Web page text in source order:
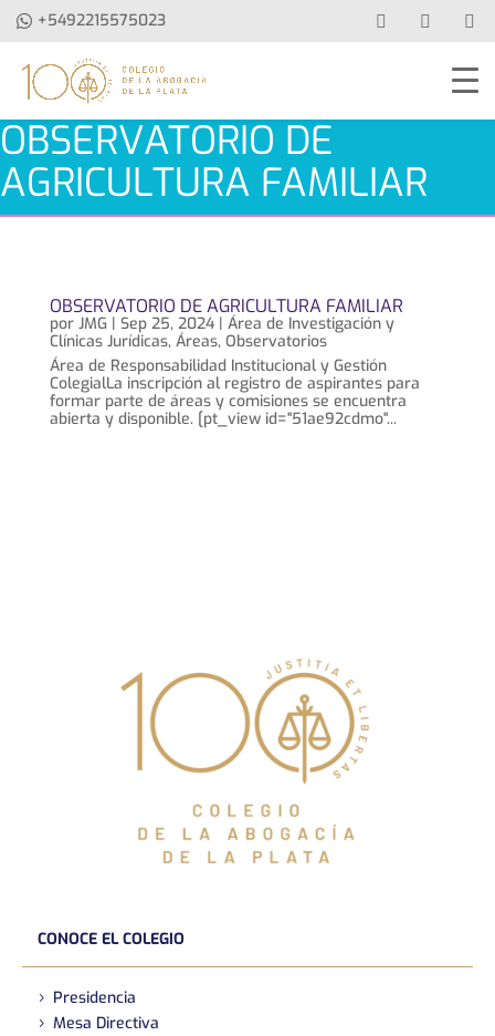
+5492215575023
OBSERVATORIO DE
AGRICULTURA FAMILIAR
OBSERVATORIO DE AGRICULTURA FAMILIAR
por JMG| Sep 25, 2024| Área de Investigación y
Clínicas Jurídicas, Áreas, Observatorios
Área de Responsabilidad Institucional y Gestión
ColegialLa inscripción al registro de aspirantes para
formar parte de áreas y comisiones se encuentra
abierta y disponible. [pt_view id="51ae92cdmo"...
CONOCE EL COLEGIO
Presidencia
Mesa Directiva